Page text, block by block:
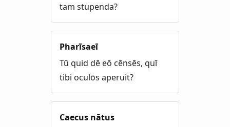
tam stupenda?
Pharīsaeī
Tū quid dē eō cēnsēs, quī
tibi oculōs aperuit?
Caecus nātus